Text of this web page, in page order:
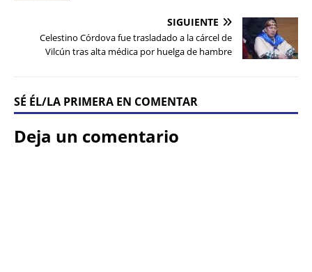
SIGUIENTE
Celestino Córdova fue trasladado a la cárcel de
Vilcún tras alta médica por huelga de hambre
SÉ ÉL/LA PRIMERA EN COMENTAR
Deja un comentario